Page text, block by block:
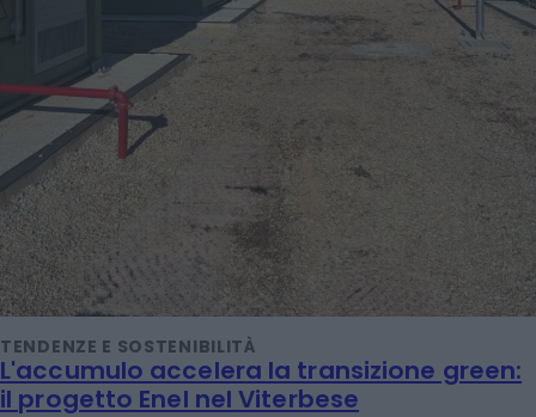
TENDENZE E SOSTENIBILITÀ
L'accumulo accelera la transizione green:
il progetto Enel nel Viterbese